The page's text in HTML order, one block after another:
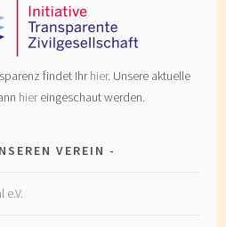
findet Ihrhier. Unsere aktuelle
hiereingeschaut werden.
VEREIN